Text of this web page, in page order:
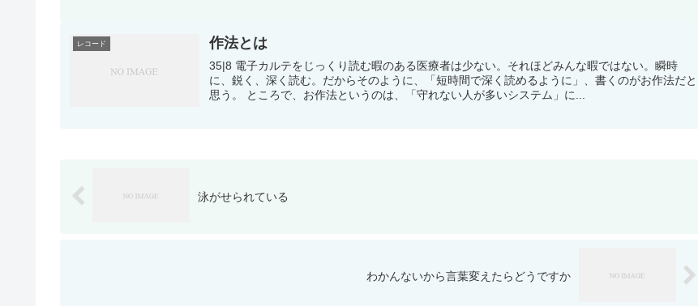
レコード 作法とは
35|8 電子カルテをじっくり読む暇のある医療者は少ない。それほどみんな暇ではない。瞬時
に、鋭く、深く読む。だからそのように、「短時間で深く読めるように」、書くのがお作法だと
思う。 ところで、お作法というのは、「守れない人が多いシステム」に...
泳がせられている
わかんないから言葉変えたらどうですか